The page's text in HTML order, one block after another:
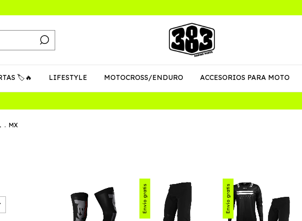
🏷️🔥 LIFESTYLE MOTOCROSS/ENDURO ACCESORIOS PARA MOTO
. MX
Envío gratis Envío gratis